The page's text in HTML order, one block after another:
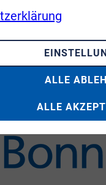
ALLE
ALLE